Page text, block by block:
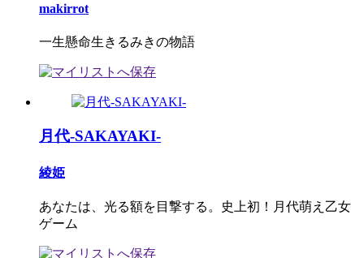
makirrot
一生懸命生きるみきの物語
月代-SAKAYAKI-
綾姫
あなたは、光る額を目撃する。史上初！月代萌え乙女
ゲーム